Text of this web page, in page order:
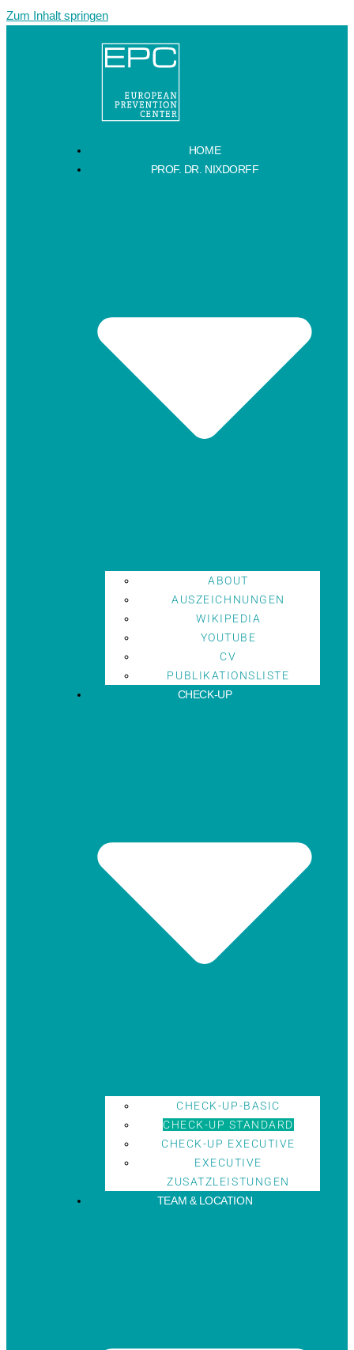
Zum Inhalt springen
HOME
PROF. DR. NIXDORFF
ABOUT
AUSZEICHNUNGEN
WIKIPEDIA
YOUTUBE
CV
PUBLIKATIONSLISTE
CHECK-UP
CHECK-UP-BASIC
CHECK-UP STANDARD
CHECK-UP EXECUTIVE
EXECUTIVE
ZUSATZLEISTUNGEN
TEAM & LOCATION